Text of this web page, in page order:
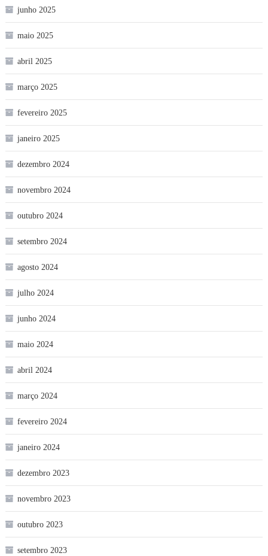
junho 2025
maio 2025
abril 2025
março 2025
fevereiro 2025
janeiro 2025
dezembro 2024
novembro 2024
outubro 2024
setembro 2024
agosto 2024
julho 2024
junho 2024
maio 2024
abril 2024
março 2024
fevereiro 2024
janeiro 2024
dezembro 2023
novembro 2023
outubro 2023
setembro 2023